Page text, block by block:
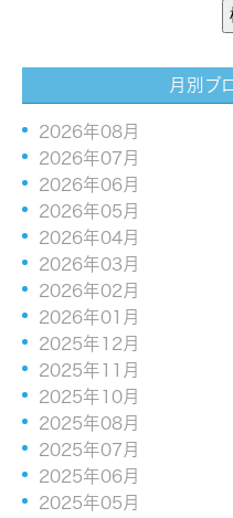
月別ブ
2026年08月
2026年07月
2026年06月
2026年05月
2026年04月
2026年03月
2026年02月
2026年01月
2025年12月
2025年11月
2025年10月
2025年08月
2025年07月
2025年06月
2025年05月